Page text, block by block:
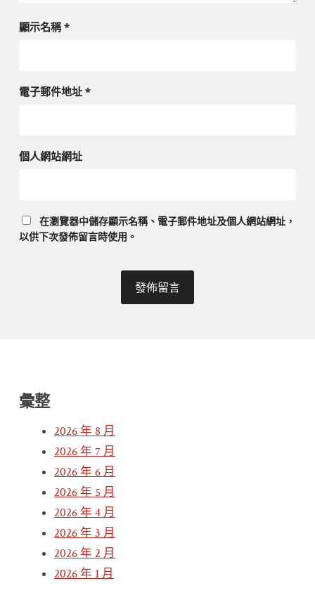
顯示名稱*
電子郵件地址 *
個人網站網址
在瀏覽器中儲存顯示名稱、電子郵件地址及個人網站網址，
以供下次發佈留言時使用。
彙整
2026 年 8 月
2026 年 7 月
2026 年 6 月
2026 年 5 月
2026 年 4 月
2026 年 3 月
2026 年 2 月
2026 年 1 月